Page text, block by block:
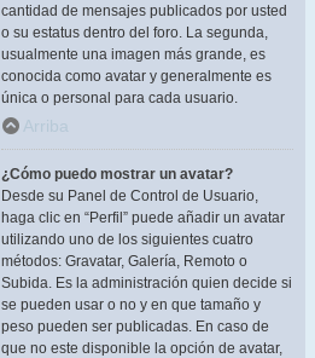
cantidad de mensajes publicados por usted
o su estatus dentro del foro. La segunda,
usualmente una imagen más grande, es
conocida como avatar y generalmente es
única o personal para cada usuario.
Arriba
¿Cómo puedo mostrar un avatar?
Desde su Panel de Control de Usuario,
haga clic en “Perfil” puede añadir un avatar
utilizando uno de los siguientes cuatro
métodos: Gravatar, Galería, Remoto o
Subida. Es la administración quien decide si
se pueden usar o no y en que tamaño y
peso pueden ser publicadas. En caso de
que no este disponible la opción de avatar,